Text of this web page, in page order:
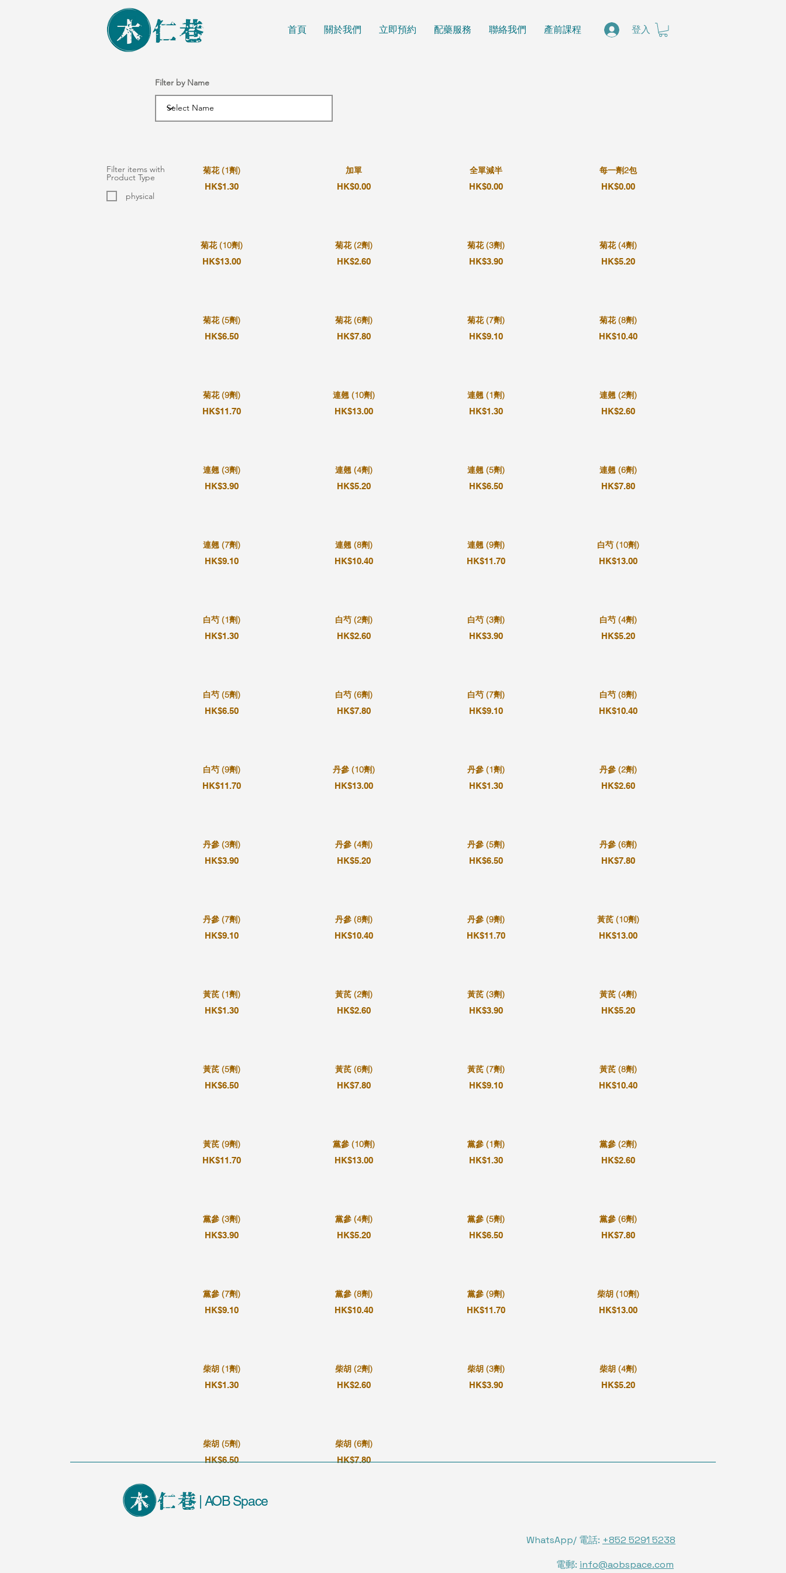
首頁 關於我們 立即預約 配藥服務 聯絡我們 產前課程 登入
Filter by Name
菊花 (1劑)
HK$1.30
菊花 (10劑)
HK$13.00
菊花 (5劑)
HK$6.50
菊花 (9劑)
HK$11.70
連翹 (3劑)
HK$3.90
連翹 (7劑)
HK$9.10
白芍 (1劑)
HK$1.30
白芍 (5劑)
HK$6.50
白芍 (9劑)
HK$11.70
丹參 (3劑)
HK$3.90
丹參 (7劑)
HK$9.10
黃芪 (1劑)
HK$1.30
黃芪 (5劑)
HK$6.50
黃芪 (9劑)
HK$11.70
黨參 (3劑)
HK$3.90
黨參 (7劑)
HK$9.10
柴胡 (1劑)
HK$1.30
柴胡 (5劑)
HK$6.50
加單
HK$0.00
菊花 (2劑)
HK$2.60
菊花 (6劑)
HK$7.80
連翹 (10劑)
HK$13.00
連翹 (4劑)
HK$5.20
連翹 (8劑)
HK$10.40
白芍 (2劑)
HK$2.60
白芍 (6劑)
HK$7.80
丹參 (10劑)
HK$13.00
丹參 (4劑)
HK$5.20
丹參 (8劑)
HK$10.40
黃芪 (2劑)
HK$2.60
黃芪 (6劑)
HK$7.80
黨參 (10劑)
HK$13.00
黨參 (4劑)
HK$5.20
黨參 (8劑)
HK$10.40
柴胡 (2劑)
HK$2.60
柴胡 (6劑)
HK$7.80
全單減半
HK$0.00
菊花 (3劑)
HK$3.90
菊花 (7劑)
HK$9.10
連翹 (1劑)
HK$1.30
連翹 (5劑)
HK$6.50
連翹 (9劑)
HK$11.70
白芍 (3劑)
HK$3.90
白芍 (7劑)
HK$9.10
丹參 (1劑)
HK$1.30
丹參 (5劑)
HK$6.50
丹參 (9劑)
HK$11.70
黃芪 (3劑)
HK$3.90
黃芪 (7劑)
HK$9.10
黨參 (1劑)
HK$1.30
黨參 (5劑)
HK$6.50
黨參 (9劑)
HK$11.70
柴胡 (3劑)
HK$3.90
每一劑2包
HK$0.00
菊花 (4劑)
HK$5.20
菊花 (8劑)
HK$10.40
連翹 (2劑)
HK$2.60
連翹 (6劑)
HK$7.80
白芍 (10劑)
HK$13.00
白芍 (4劑)
HK$5.20
白芍 (8劑)
HK$10.40
丹參 (2劑)
HK$2.60
丹參 (6劑)
HK$7.80
黃芪 (10劑)
HK$13.00
黃芪 (4劑)
HK$5.20
黃芪 (8劑)
HK$10.40
黨參 (2劑)
HK$2.60
黨參 (6劑)
HK$7.80
柴胡 (10劑)
HK$13.00
柴胡 (4劑)
HK$5.20
Filter items with
Product Type
physical
| AOB Space
WhatsApp/ 電話: +852 5291 5238
電郵: info@aobspace.com